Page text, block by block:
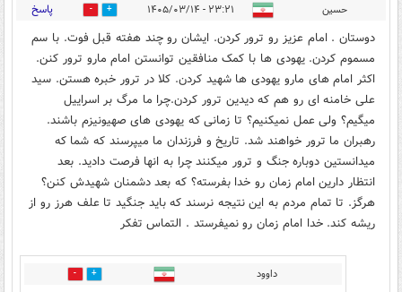
حسین ۲۳:۲۱ - ۱۴۰۵/۰۳/۱۴ 1 پاسخ
دوستان . امام عزیز رو ترور کردن. ایشان رو چند هفته قبل فوت. با سم
مسموم کردن. یهودی ها با کمک منافقین توانستن امام مارو ترور کنن.
اکثر امام های مارو یهودی ها شهید کردن. کلا در ترور خبره هستن. سید
علی خامنه ای رو هم که دیدین ترور کردن.چرا ما مرگ بر اسراییل
میگیم؟ ولی عمل نمیکنیم؟ تا زمانی که یهودی های صهیونیزم باشند.
رهبران ما ترور خواهند شد. تاریخ و فرزندان ما میپرسند که شما که
میدانستین دوباره جنگ و ترور میکنند چرا به انها فرصت دادید. بعد
انتظار دارین امام زمان رو خدا بفرسته؟ که بعد دشمنان شهیدش کنن؟
هرگز. تا تمام مردم به این نتیجه نرسند که باید جنگید تا علف هرز رو از
ریشه کند. خدا امام زمان رو نمیفرستد‌ . التماس تفکر
داوود 0